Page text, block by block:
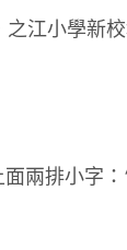
江小學新
兩排小字